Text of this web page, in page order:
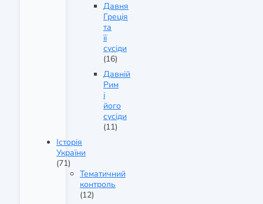
Давня
Греція
та
її
сусіди
(16)
Давній
Рим
і
його
сусіди
(11)
Історія
України
(71)
Тематичний
контроль
(12)